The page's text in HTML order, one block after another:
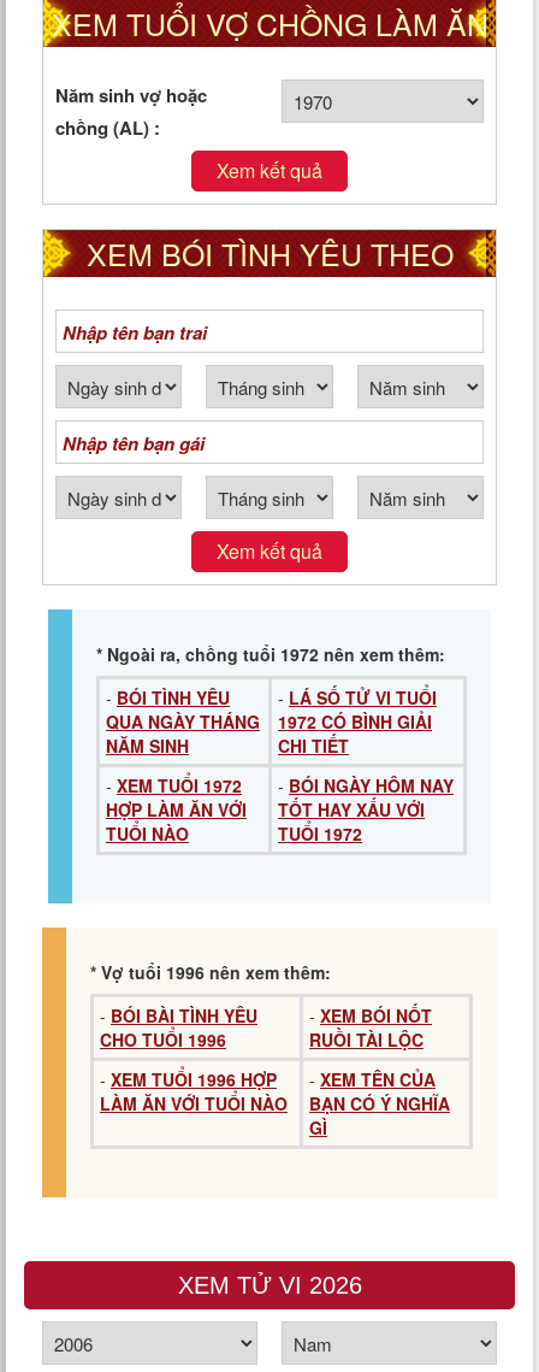
XEM TUỔI VỢ CHỒNG LÀM ĂN
TỐT HAY XẤU
Năm sinh vợ hoặc
chồng (AL) :
Xem kết quả
XEM BÓI TÌNH YÊU THEO
NGÀY THÁNG NĂM SINH
Xem kết quả
* Ngoài ra, chồng tuổi 1972 nên xem thêm:
- BÓI TÌNH YÊU
QUA NGÀY THÁNG
NĂM SINH
- LÁ SỐ TỬ VI TUỔI
1972 CÓ BÌNH GIẢI
CHI TIẾT
- XEM TUỔI 1972
HỢP LÀM ĂN VỚI
TUỔI NÀO
- BÓI NGÀY HÔM NAY
TỐT HAY XẤU VỚI
TUỔI 1972
* Vợ tuổi 1996 nên xem thêm:
- BÓI BÀI TÌNH YÊU
CHO TUỔI 1996
- XEM BÓI NỐT
RUỒI TÀI LỘC
- XEM TUỔI 1996 HỢP
LÀM ĂN VỚI TUỔI NÀO
- XEM TÊN CỦA
BẠN CÓ Ý NGHĨA
GÌ
XEM TỬ VI 2026